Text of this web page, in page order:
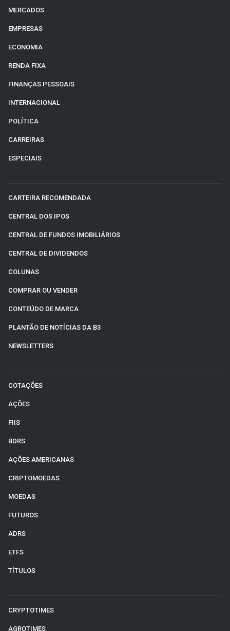
MERCADOS
EMPRESAS
ECONOMIA
RENDA FIXA
FINANÇAS PESSOAIS
INTERNACIONAL
POLÍTICA
CARREIRAS
ESPECIAIS
CARTEIRA RECOMENDADA
CENTRAL DOS IPOS
CENTRAL DE FUNDOS IMOBILIÁRIOS
CENTRAL DE DIVIDENDOS
COLUNAS
COMPRAR OU VENDER
CONTEÚDO DE MARCA
PLANTÃO DE NOTÍCIAS DA B3
NEWSLETTERS
COTAÇÕES
AÇÕES
FIIS
BDRS
AÇÕES AMERICANAS
CRIPTOMOEDAS
MOEDAS
FUTUROS
ADRS
ETFS
TÍTULOS
CRYPTOTIMES
AGROTIMES